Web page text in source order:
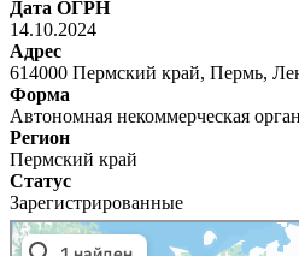
Дата ОГРН
14.10.2024
Адрес
614000 Пермский край, Пермь,
Форма
Автономная некоммерческая
Регион
Пермский край
Статус
Зарегистрированные